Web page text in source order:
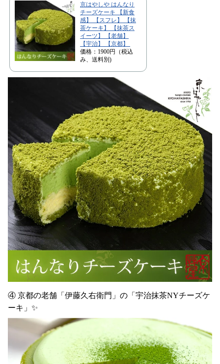
京はやしや はんなり
チーズケーキ 【新食
感】 【スフレ】 【抹
茶ケーキ】 【抹茶ス
イーツ】 【老舗】
【宇治】 【京都】
価格：1900円（税込
み、送料別)
④ 京都の老舗「伊藤久右衛門」の「宇治抹茶NYチーズケ
ーキ」✨